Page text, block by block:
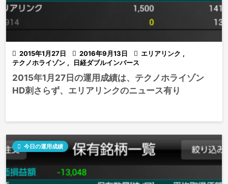
 2015年1月27日  2016年9月13日  エリアリンク ,
テクノホライゾン , 日経ダブルインバース
2015年1月27日の運用成績は、テクノホライゾン
HD刺さらず、エリアリンクのニュース有り
 今日の運用成績